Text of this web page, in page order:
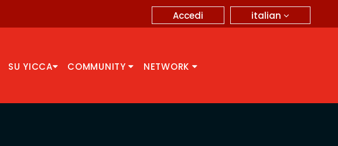
italian
Accedi
SU YICCA COMMUNITY NETWORK